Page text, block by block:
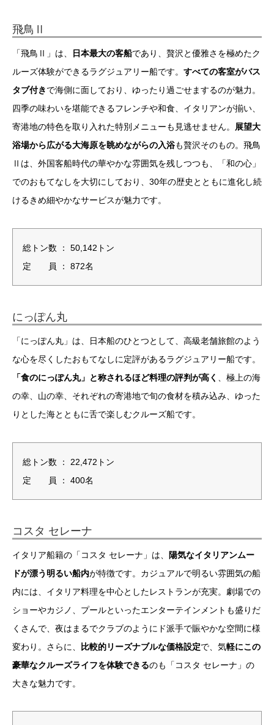
飛鳥Ⅱ
「飛鳥Ⅱ」は、 日本最大の客船であり、贅沢と優雅さを極めたク
ルーズ体験ができるラグジュアリー船です。 すべての客室がバス
タブ付きで海側に面しており、ゆったり過ごせまするのが魅力。
四季の味わいを堪能できるフレンチや和食、イタリアンが揃い、
寄港地の特色を取り入れた特別メニューも見逃せません。 展望大
浴場から広がる大海原を眺めながらの入浴も贅沢そのもの。飛鳥
Ⅱは、外国客船時代の華やかな雰囲気を残しつつも、「和の心」
でのおもてなしを大切にしており、30年の歴史とともに進化し続
けるきめ細やかなサービスが魅力です。
総トン数 ： 50,142トン
定 員 ： 872名
にっぽん丸
「にっぽん丸」は、日本船のひとつとして、高級老舗旅館のよう
な心を尽くしたおもてなしに定評があるラグジュアリー船です。
「食のにっぽん丸」と称されるほど料理の評判が高く
、極上の海
の幸、山の幸、それぞれの寄港地で旬の食材を積み込み、ゆった
りとした海とともに舌で楽しむクルーズ船です。
総トン数 ： 22,472トン
定 員 ： 400名
コスタ セレーナ
イタリア船籍の「コスタ セレーナ」は、 陽気なイタリアンムー
ドが漂う明るい船内が特徴です。カジュアルで明るい雰囲気の船
内には、イタリア料理を中心としたレストランが充実。劇場での
ショーやカジノ、プールといったエンターテインメントも盛りだ
くさんで、夜はまるでクラブのようにド派手で賑やかな空間に様
変わり。さらに、
比較的リーズナブルな価格設定で、気軽にこの
豪華なクルーズライフを体験できるのも「コスタ セレーナ」の
大きな魅力です。